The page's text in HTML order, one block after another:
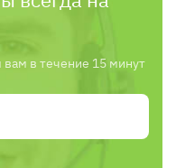
в течение 15 минут